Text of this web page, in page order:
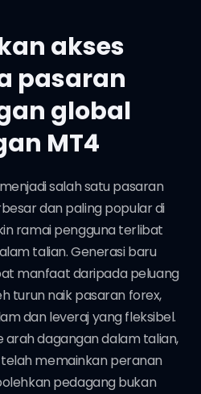
akses
pasaran
global
MT4
salah satu pasaran
dan paling popular di
ramai pengguna terlibat
talian. Generasi baru
manfaat daripada peluang
turun naik pasaran forex,
dan leveraj yang fleksibel.
arah dagangan dalam talian,
telah memainkan peranan
pedagang bukan